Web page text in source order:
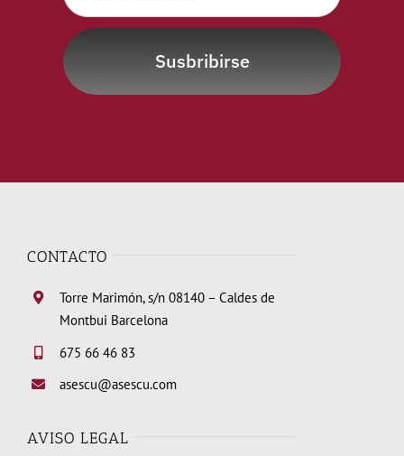
Susbribirse
CONTACTO
Torre Marimón, s/n 08140 – Caldes de
Montbui Barcelona
675 66 46 83
asescu@asescu.com
AVISO LEGAL